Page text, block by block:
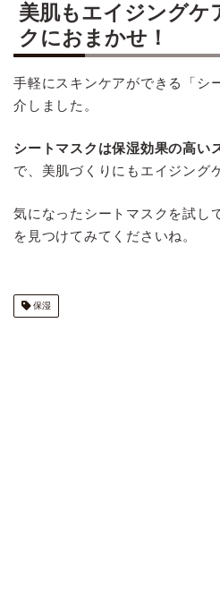
美肌もエイジングケ
クにおまかせ！
手軽にスキンケアができる「シ
介しました。
シートマスクは保湿効果の高い
で、美肌づくりにもエイジング
気になったシートマスクを試し
を見つけてみてくださいね。
保湿